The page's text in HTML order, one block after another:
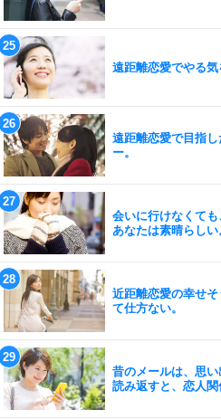
遠距離恋愛でやる気
遠距離恋愛で目指
ー。
会いに行けなくても
あなたは素晴らしい
近距離恋愛の幸せ
て仕方ない。
昔のメールは、思い
読み返すと、恋人関